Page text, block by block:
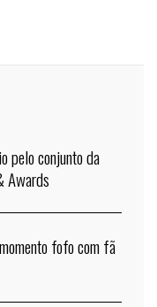
pelo conjunto da
Awards
fofo com fã